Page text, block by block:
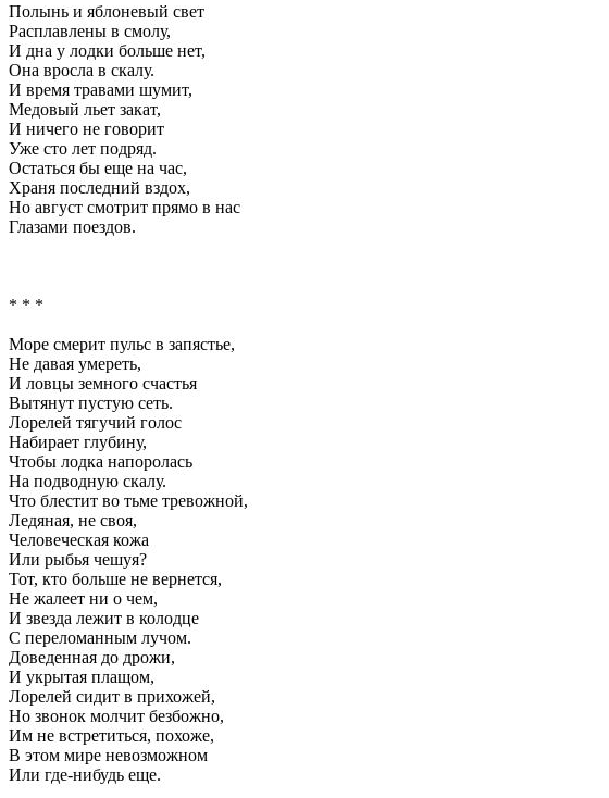
Полынь и яблоневый свет
Расплавлены в смолу,
И дна у лодки больше нет,
Она вросла в скалу.
И время травами шумит,
Медовый льет закат,
И ничего не говорит
Уже сто лет подряд.
Остаться бы еще на час,
Храня последний вздох,
Но август смотрит прямо в нас
Глазами поездов.
* * *
Море смерит пульс в запястье,
Не давая умереть,
И ловцы земного счастья
Вытянут пустую сеть.
Лорелей тягучий голос
Набирает глубину,
Чтобы лодка напоролась
На подводную скалу.
Что блестит во тьме тревожной,
Ледяная, не своя,
Человеческая кожа
Или рыбья чешуя?
Тот, кто больше не вернется,
Не жалеет ни о чем,
И звезда лежит в колодце
С переломанным лучом.
Доведенная до дрожи,
И укрытая плащом,
Лорелей сидит в прихожей,
Но звонок молчит безбожно,
Им не встретиться, похоже,
В этом мире невозможном
Или где-нибудь еще.